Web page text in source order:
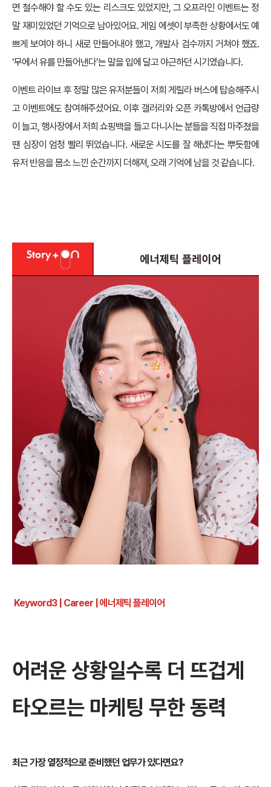
면 철수해야 할 수도 있는 리스크도 있었지만, 그 오프라인 이벤트는 정
말 재미있었던 기억으로 남아있어요. 게임 에셋이 부족한 상황에서도 예
쁘게 보여야 하니 새로 만들어내야 했고, 개발사 검수까지 거쳐야 했죠.
‘무에서 유를 만들어낸다’는 말을 입에 달고 야근하던 시기였습니다.
이벤트 라이브 후 정말 많은 유저분들이 저희 게릴라 버스에 탑승해주시
고 이벤트에도 참여해주셨어요. 이후 갤러리와 오픈 카톡방에서 언급량
이 늘고, 행사장에서 저희 쇼핑백을 들고 다니시는 분들을 직접 마주쳤을
땐 심장이 엄청 빨리 뛰었습니다. 새로운 시도를 잘 해냈다는 뿌듯함에
유저 반응을 몸소 느낀 순간까지 더해져, 오래 기억에 남을 것 같습니다.
Keyword3 | Career | 에너제틱 플레이어
어려운 상황일수록 더 뜨겁게
타오르는 마케팅 무한 동력
최근 가장 열정적으로 준비했던 업무가 있다면요?